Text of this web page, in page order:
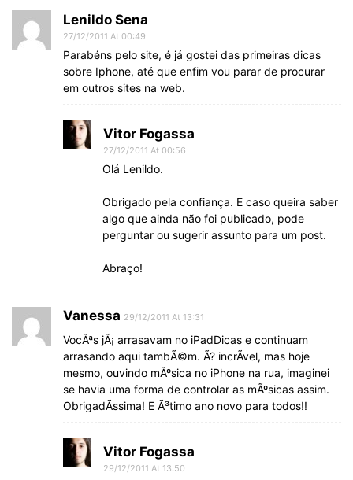
Lenildo Sena
27/12/2011 At 00:49
Parabéns pelo site, é já gostei das primeiras dicas
sobre Iphone, até que enfim vou parar de procurar
em outros sites na web.
Vitor Fogassa
27/12/2011 At 00:56
Olá Lenildo.
Obrigado pela confiança. E caso queira saber
algo que ainda não foi publicado, pode
perguntar ou sugerir assunto para um post.
Abraço!
Vanessa 29/12/2011 At 13:31
VocÃªs jÃ¡ arrasavam no iPadDicas e continuam
arrasando aqui tambÃ©m. Ã? incrÃ­vel, mas hoje
mesmo, ouvindo mÃºsica no iPhone na rua, imaginei
se havia uma forma de controlar as mÃºsicas assim.
ObrigadÃ­ssima! E Ã³timo ano novo para todos!!
Vitor Fogassa
29/12/2011 At 13:50